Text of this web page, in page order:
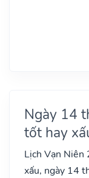
Ngày 14
tốt hay
Lịch Vạn
xấu, ngày 14